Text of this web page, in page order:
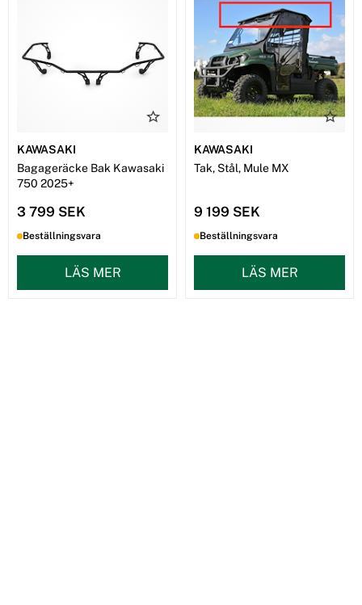
KAWASAKI
Bagageräcke Bak Kawasaki
750 2025+
3 799 SEK
Beställningsvara
LÄS MER
KAWASAKI
Tak, Stål, Mule MX
9 199 SEK
Beställningsvara
LÄS MER